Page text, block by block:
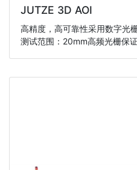
JUTZE 3D AOI
高精度，高可靠性采用数字光
测试范围：20mm高频光栅保证